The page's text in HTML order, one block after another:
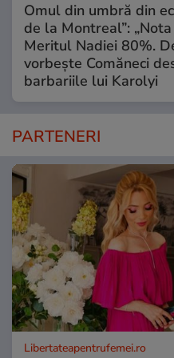
Omul din umbră din
de la Montreal”:
Meritul Nadiei 80%.
vorbește Comăneci
barbariile lui Karolyi
PARTENERI
Libertateapentrufemei.ro